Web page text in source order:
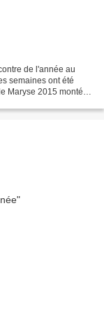
de l'année au
semaines ont été
Maryse 2015 monté